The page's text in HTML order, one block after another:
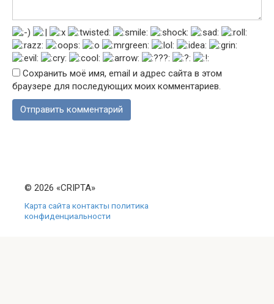
Сохранить моё имя, email и адрес сайта в этом
браузере для последующих моих комментариев.
© 2026 «CRIPTA»
Карта сайтаконтакты политика
конфиденциальности